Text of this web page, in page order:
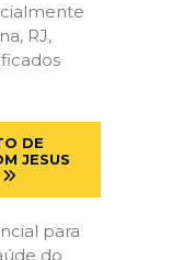
RJ,
DE
JESUS
para
do